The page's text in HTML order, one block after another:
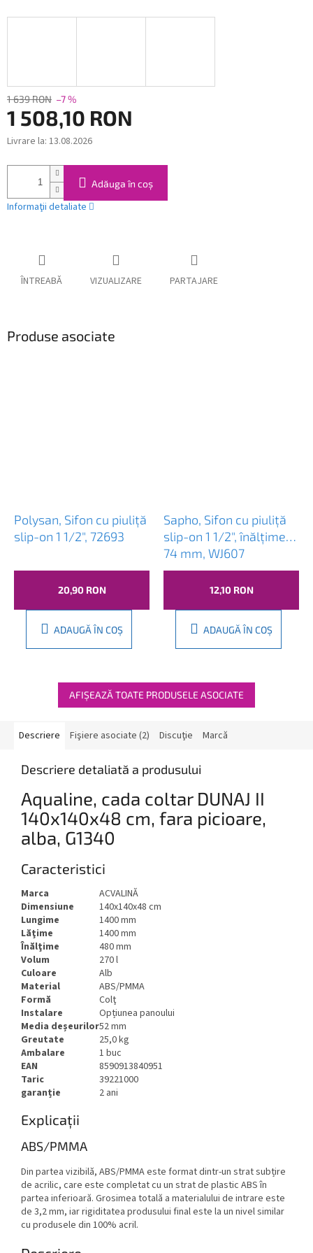
1 639 RON –7 %
1 508,10 RON
Evaluare
Livrare la: 13.08.2026
Adăuga în coş
Informaţii detaliate
ÎNTREABĂ VIZUALIZARE PARTAJARE
Produse asociate
Polysan, Sifon cu piuliță
slip-on 1 1/2", 72693
20,90 RON
ADAUGĂ ÎN COŞ
Sapho, Sifon cu piuliță
slip-on 1 1/2", înălțime
74 mm, WJ607
12,10 RON
ADAUGĂ ÎN COŞ
AFIŞEAZĂ TOATE PRODUSELE ASOCIATE
Descriere Fişiere asociate (2) Discuţie Marcă
Descriere detaliată a produsului
Aqualine, cada coltar DUNAJ II
140x140x48 cm, fara picioare,
alba, G1340
Caracteristici
Marca
ACVALINĂ
Dimensiune
140x140x48 cm
Lungime
1400 mm
Lăţime
1400 mm
Înălţime
480 mm
Volum
270 l
Culoare
Alb
Material
ABS/PMMA
Formă
Colţ
Instalare
Opțiunea panoului
Media deșeurilor52 mm
Greutate
25,0 kg
Ambalare
1 buc
EAN
8590913840951
Taric
39221000
garanție
2 ani
Explicații
ABS/PMMA
Din partea vizibilă, ABS/PMMA este format dintr-un strat subțire
de acrilic, care este completat cu un strat de plastic ABS în
partea inferioară. Grosimea totală a materialului de intrare este
de 3,2 mm, iar rigiditatea produsului final este la un nivel similar
cu produsele din 100% acril.